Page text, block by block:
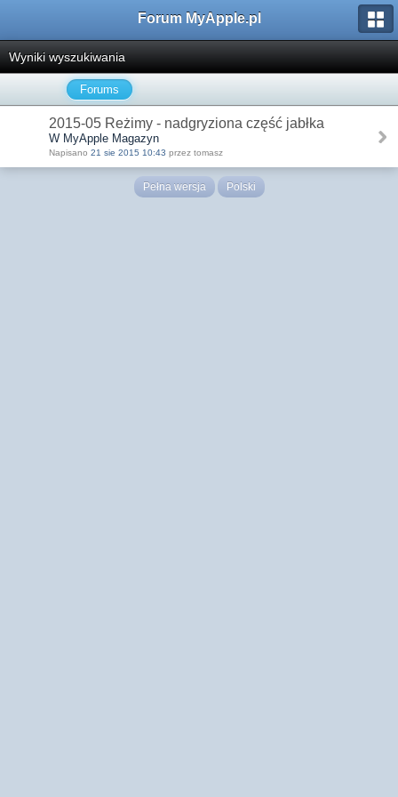
Forum MyApple.pl
Wyniki wyszukiwania
Forums
2015-05 Reżimy - nadgryziona część jabłka
W MyApple Magazyn
Napisano 21 sie 2015 10:43 przez tomasz
Pełna wersja Polski